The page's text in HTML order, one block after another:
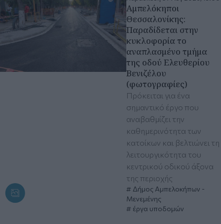
Αμπελόκηποι
Θεσσαλονίκης:
Παραδίδεται στην
κυκλοφορία το
αναπλασμένο τμήμα
της οδού Ελευθερίου
Βενιζέλου
(φωτογραφίες)
Πρόκειται για ένα
σημαντικό έργο που
αναβαθμίζει την
καθημερινότητα των
κατοίκων και βελτιώνει τη
λειτουργικότητα του
κεντρικού οδικού άξονα
της περιοχής
Δήμος Αμπελοκήπων -
Μενεμένης
έργα υποδομών